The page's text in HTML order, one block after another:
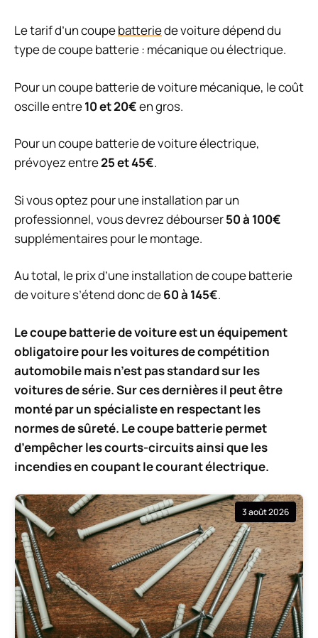
Le tarif d’un coupebatteriede voiture dépend du
type de coupe batterie : mécanique ou électrique.
Pour un coupe batterie de voiture mécanique, le coût
oscille entre10 et 20€en gros.
Pour un coupe batterie de voiture électrique,
prévoyez entre25 et 45€.
Si vous optez pour une installation par un
professionnel, vous devrez débourser50 à 100€
supplémentaires pour le montage.
Au total, le prix d’une installation de coupe batterie
de voiture s’étend donc de60 à 145€.
Le coupe batterie de voiture est un équipement
obligatoire pour les voitures de compétition
automobile mais n’est pas standard sur les
voitures de série. Sur ces dernières il peut être
monté par un spécialiste en respectant les
normes de sûreté. Le coupe batterie permet
d’empêcher les courts-circuits ainsi que les
incendies en coupant le courant électrique.
3 août 2026